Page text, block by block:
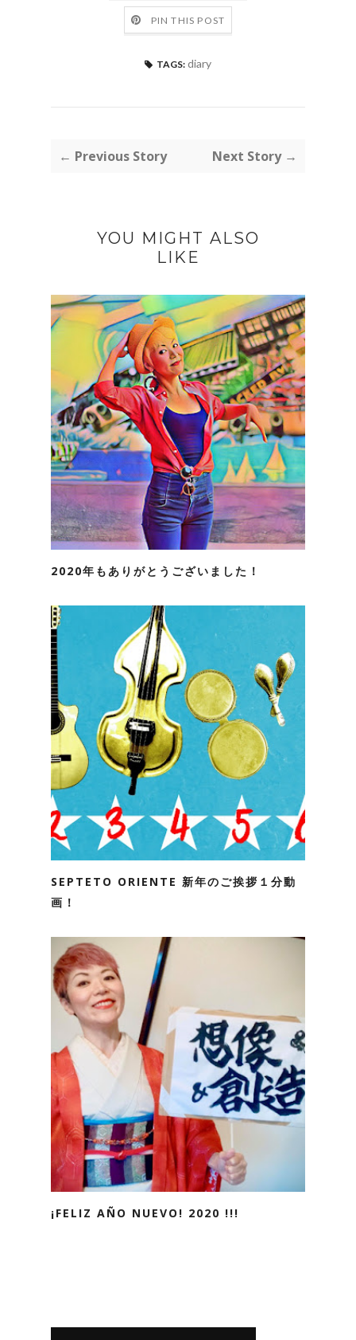
PIN THIS POST
TAGS: diary
← Previous Story Next Story →
YOU MIGHT ALSO
LIKE
2020年もありがとうございました！
SEPTETO ORIENTE 新年のご挨拶１分動
画！
¡FELIZ AÑO NUEVO! 2020 !!!